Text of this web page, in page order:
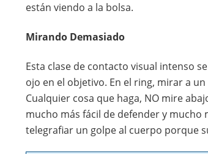
están viendo a la bolsa.
Mirando Demasiado
Esta clase de contacto visual intenso
ojo en el objetivo. En el ring, mirar a
Cualquier cosa que haga, NO mire
mucho más fácil de defender y
telegrafiar un golpe al cuerpo porque